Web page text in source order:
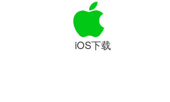
iOS下载